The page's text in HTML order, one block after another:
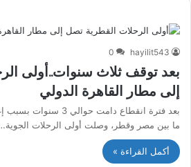
hayilit543
0
بعد توقف ثلاث سنوات..أولى
إلى مطار القاهرة الدولي
بعد فترة انقطاع دامت
ما بين مصر وقطر، وصلت أولى الرحلات
أكمل القراءة »